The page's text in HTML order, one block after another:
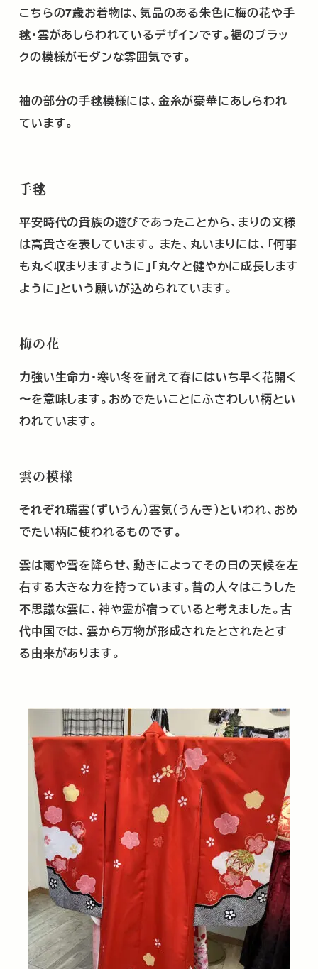
こちらの7歳お着物は、気品のある朱色に梅の花や手
毬･雲があしらわれているデザインです。裾のブラッ
クの模様がモダンな雰囲気です。
袖の部分の手毬模様には、金糸が豪華にあしらわれ
ています。
手毬
平安時代の貴族の遊びであったことから、まりの文様
は高貴さを表しています。 また、丸いまりには、「何事
も丸く収まりますように」「丸々と健やかに成長します
ように」という願いが込められています。
梅の花
力強い生命力･寒い冬を耐えて春にはいち早く花開く
〜を意味します。おめでたいことにふさわしい柄とい
われています。
雲の模様
それぞれ瑞雲（ずいうん）雲気（うんき）といわれ、おめ
でたい柄に使われるものです。
雲は雨や雪を降らせ、動きによってその日の天候を左
右する大きな力を持っています。昔の人々はこうした
不思議な雲に、神や霊が宿っていると考えました。古
代中国では、雲から万物が形成されたとされたとす
る由来があります。